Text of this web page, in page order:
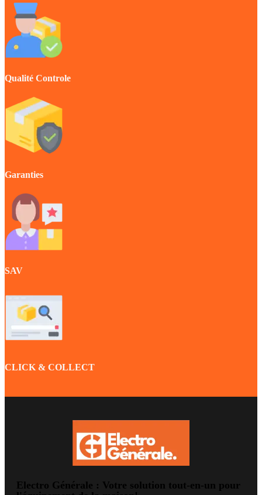
Qualité Controle
Garanties
SAV
CLICK & COLLECT
Electro Générale : Votre solution tout-en-un pour